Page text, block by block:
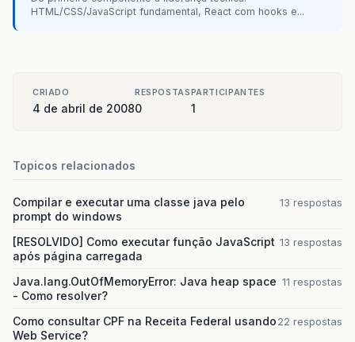
HTML/CSS/JavaScript fundamental, React com hooks e...
CRIADO
4 de abril de 2008
RESPOSTAS
0
PARTICIPANTES
1
Topicos relacionados
Compilar e executar uma classe java pelo
prompt do windows
13 respostas
[RESOLVIDO] Como executar função JavaScript
após página carregada
13 respostas
Java.lang.OutOfMemoryError: Java heap space
- Como resolver?
11 respostas
Como consultar CPF na Receita Federal usando
Web Service?
22 respostas